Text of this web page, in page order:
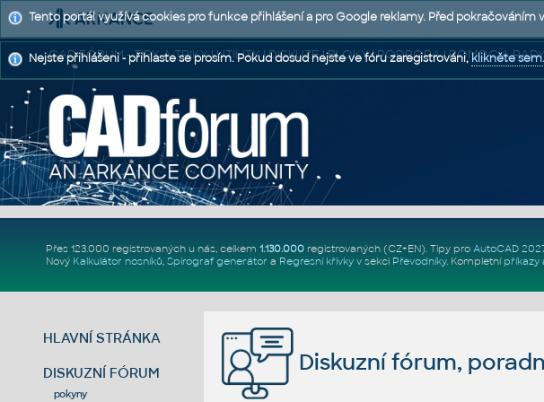
CAD FÓRUM - TIPY A TRIKY | UTILITY | DISKUZE | BLOKY | PODPORA | POMOC A RADY
Přes 123.000 registrovaných u nás, celkem 1.130.000registrovaných (CZ+EN). Tipy pro AutoCAD
Nový Kalkulátor nosníků, Spirograf generátor a Regresní křivkyv sekci Převodníky. Kompletní příkazy
HLAVNÍ STRÁNKA
DISKUZNÍ FÓRUM
pokyny
Diskuzní fórum,
Tento portál využívá cookies pro funkce přihlášení a pro Google reklamy. Před pokračováním
Nejste přihlášeni - přihlaste se prosím. Pokud dosud nejste ve fóru zaregistrováni,klikněte sem.